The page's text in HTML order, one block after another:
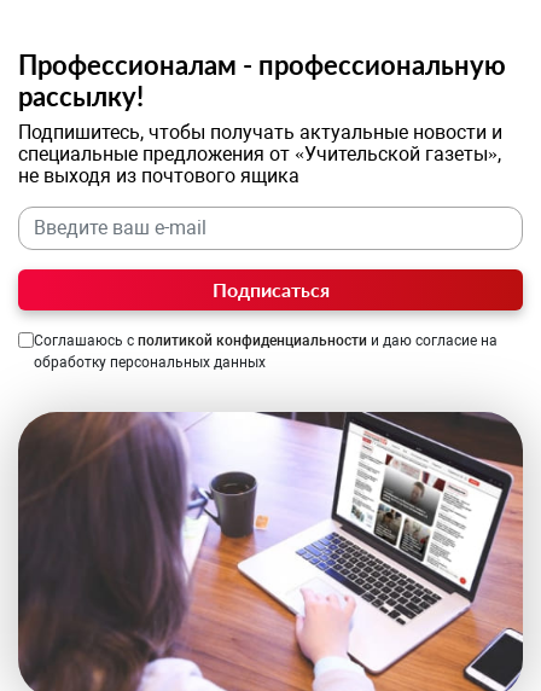
Профессионалам - профессиональную
рассылку!
Подпишитесь, чтобы получать актуальные новости и
специальные предложения от «Учительской газеты»,
не выходя из почтового ящика
Подписаться
Соглашаюсь с политикой конфиденциальности и даю согласие на
обработку персональных данных